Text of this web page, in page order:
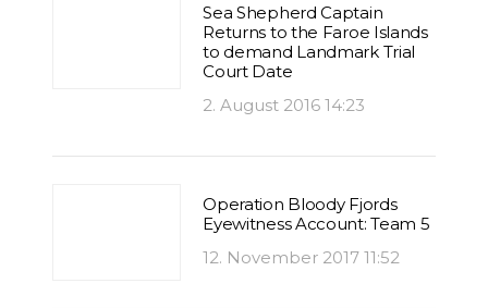
Sea Shepherd Captain
Returns to the Faroe Islands
to demand Landmark Trial
Court Date
2. August 2016 14:23
Operation Bloody Fjords
Eyewitness Account: Team 5
12. November 2017 11:52